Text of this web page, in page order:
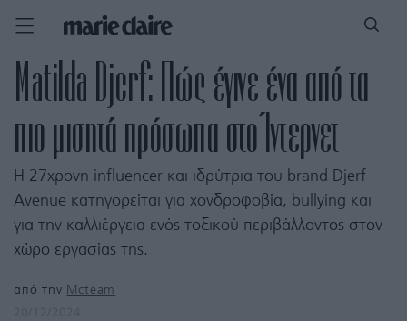
Matilda Djerf: Πώς έγινε ένα από τα
πιο μισητά πρόσωπα στο Ίντερνετ
Η 27χρονη influencer και ιδρύτρια του brand Djerf
Avenue κατηγορείται για χονδροφοβία, bullying και
για την καλλιέργεια ενός τοξικού περιβάλλοντος στον
χώρο εργασίας της.
από την Mcteam